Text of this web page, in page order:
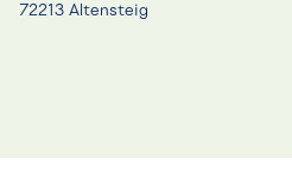
72213 Altensteig